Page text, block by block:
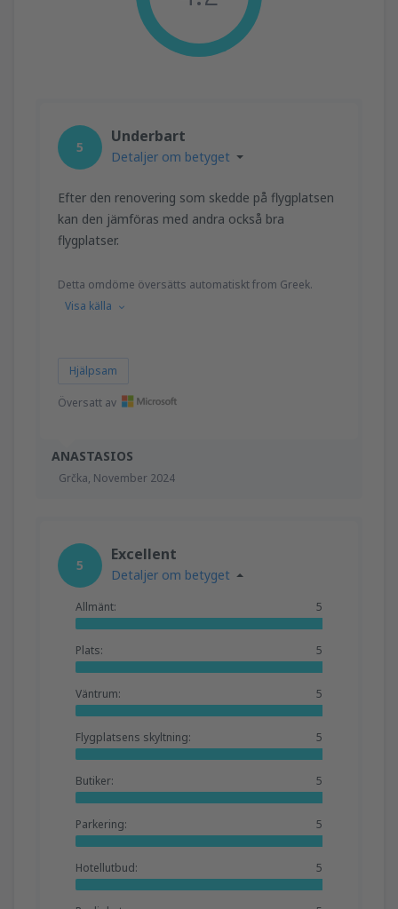
ANASTASIOS
Grčka, November 2024
5
Underbart
Detaljer om betyget
Efter den renovering som skedde på flygplatsen
kan den jämföras med andra också bra
flygplatser.
Detta omdöme översätts automatiskt from Greek.
Visa källa
Hjälpsam
Översatt av
5
Excellent
Detaljer om betyget
Allmänt: 5
Plats: 5
Väntrum: 5
Flygplatsens skyltning: 5
Butiker: 5
Parkering: 5
Hotellutbud: 5